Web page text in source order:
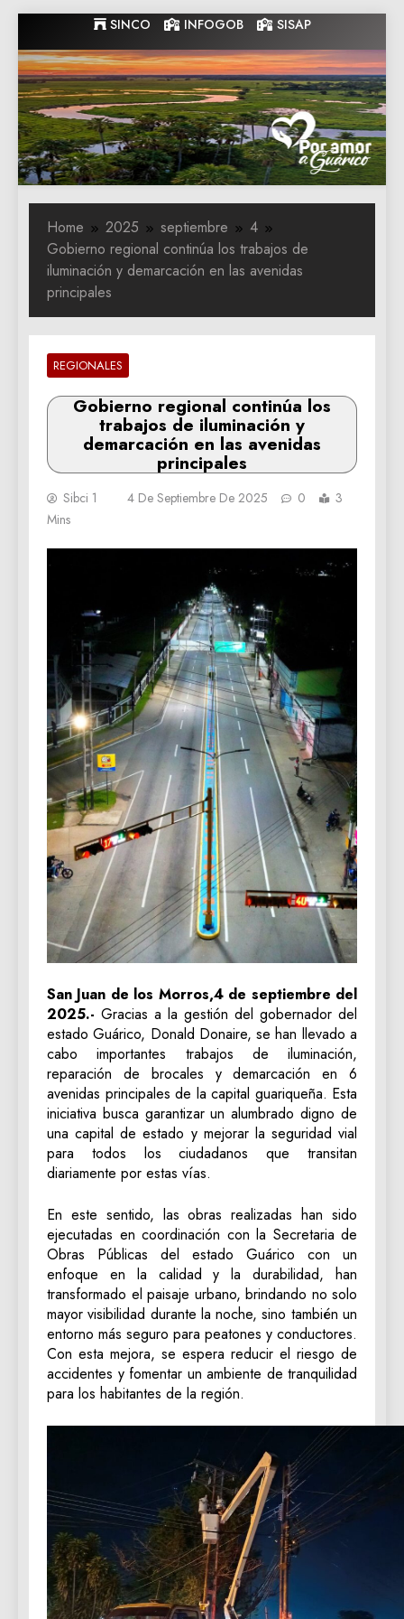
to
content
SINCO INFOGOB SISAP
Gobernacion
de Guarico
Gobernacion de Guarico
Home 2025 septiembre
4
Gobierno regional continúa los trabajos de
iluminación y demarcación en las avenidas
principales
REGIONALES
Gobierno regional continúa los
trabajos de iluminación y
demarcación en las avenidas
principales
Sibci 1 4 De Septiembre De 2025 0
3
Mins
San Juan de los Morros,4 de septiembre del
2025.- Gracias a la gestión del gobernador del
estado Guárico, Donald Donaire, se han llevado a
cabo importantes trabajos de iluminación,
reparación de brocales y demarcación en 6
avenidas principales de la capital guariqueña. Esta
iniciativa busca garantizar un alumbrado digno de
una capital de estado y mejorar la seguridad vial
para todos los ciudadanos que transitan
diariamente por estas vías.
En este sentido, las obras realizadas han sido
ejecutadas en coordinación con la Secretaria de
Obras Públicas del estado Guárico con un
enfoque en la calidad y la durabilidad, han
transformado el paisaje urbano, brindando no solo
mayor visibilidad durante la noche, sino también un
entorno más seguro para peatones y conductores.
Con esta mejora, se espera reducir el riesgo de
accidentes y fomentar un ambiente de tranquilidad
para los habitantes de la región.